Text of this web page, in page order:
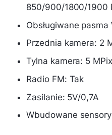
850/900/1800/1900
Obsługiwane
Przednia kamera: 2
Tylna kamera: 5 MPix
Radio FM: Tak
Zasilanie: 5V/0,7A
Wbudowane